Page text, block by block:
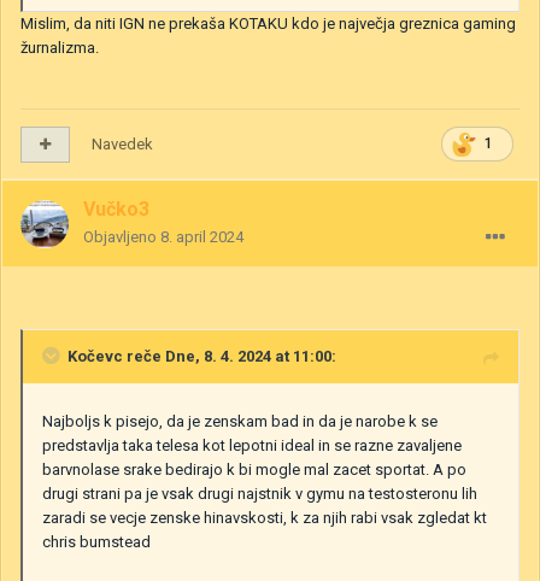
Mislim, da niti IGN ne prekaša KOTAKU kdo je največja greznica gaming
žurnalizma.
1
Navedek
Vučko3
Objavljeno 8. april 2024
Kočevc reče Dne, 8. 4. 2024 at 11:00:
Najboljs k pisejo, da je zenskam bad in da je narobe k se
predstavlja taka telesa kot lepotni ideal in se razne zavaljene
barvnolase srake bedirajo k bi mogle mal zacet sportat. A po
drugi strani pa je vsak drugi najstnik v gymu na testosteronu lih
zaradi se vecje zenske hinavskosti, k za njih rabi vsak zgledat kt
chris bumstead